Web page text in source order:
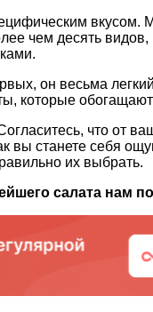
вкусом.
чем десять
он весьма
которые
что от
вы станете себя
их выбрать.
салата нам